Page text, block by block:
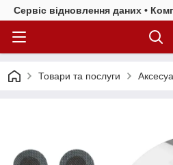
Сервіс відновлення даних •
Товари та послуги